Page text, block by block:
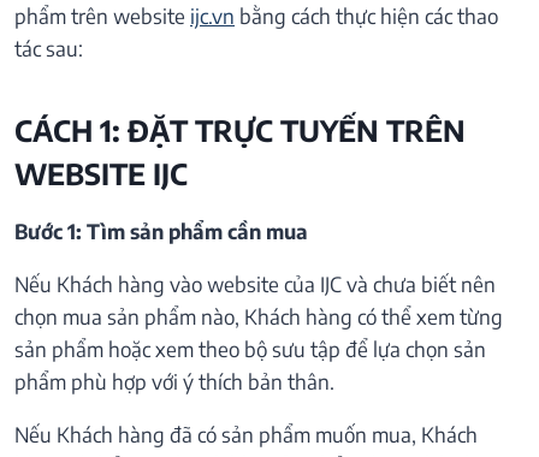
phẩm trên website ijc.vn bằng cách thực hiện các thao
tác sau:
CÁCH 1: ĐẶT TRỰC TUYẾN TRÊN
WEBSITE IJC
Bước 1: Tìm sản phẩm cần mua
Nếu Khách hàng vào website của IJC và chưa biết nên
chọn mua sản phẩm nào, Khách hàng có thể xem từng
sản phẩm hoặc xem theo bộ sưu tập để lựa chọn sản
phẩm phù hợp với ý thích bản thân.
Nếu Khách hàng đã có sản phẩm muốn mua, Khách